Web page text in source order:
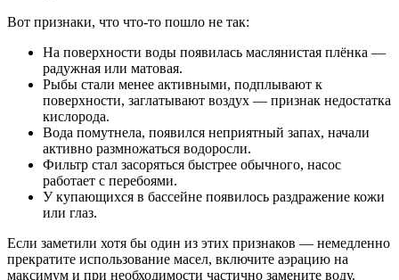
Вот признаки, что что-то пошло не так:
На поверхности воды появилась маслянистая плёнка —
радужная или матовая.
Рыбы стали менее активными, подплывают к
поверхности, заглатывают воздух — признак недостатка
кислорода.
Вода помутнела, появился неприятный запах, начали
активно размножаться водоросли.
Фильтр стал засоряться быстрее обычного, насос
работает с перебоями.
У купающихся в бассейне появилось раздражение кожи
или глаз.
Если заметили хотя бы один из этих признаков — немедленно
прекратите использование масел, включите аэрацию на
максимум и при необходимости частично замените воду.